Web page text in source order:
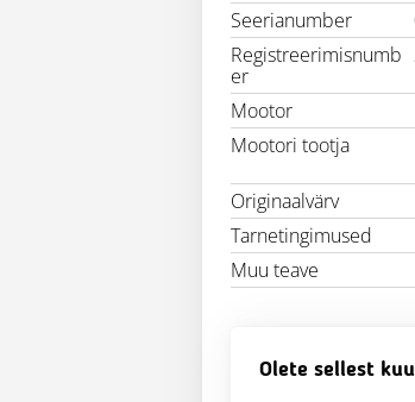
Seerianumber
Registreerimisnumb
er
Mootor
Mootori tootja
Originaalvärv
Tarnetingimused
Muu teave
Olete sellest